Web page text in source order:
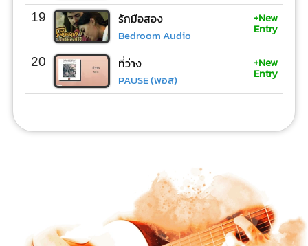
19 รักมือสอง
Bedroom Audio
+New
Entry
20 ที่ว่าง
PAUSE (พอส)
+New
Entry